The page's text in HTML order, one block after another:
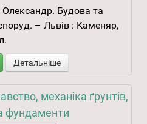
Будова та
– Львів : Каменяр,
Детальніше
механіка ґрунтів,
фундаменти